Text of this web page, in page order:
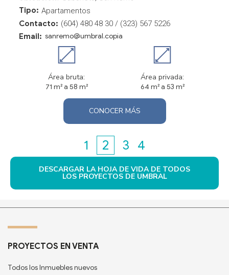
Tipo: Apartamentos
Contacto: (604) 480 48 30 / (323) 567 5226
Email: sanremo@umbral.copia
Área bruta:
71 m² a 58 m²
Área privada:
64 m² a 53 m²
CONOCER MÁS
1 2 3 4
DESCARGAR LA HOJA DE VIDA DE TODOS
LOS PROYECTOS DE UMBRAL
PROYECTOS EN VENTA
Todos los Inmuebles nuevos